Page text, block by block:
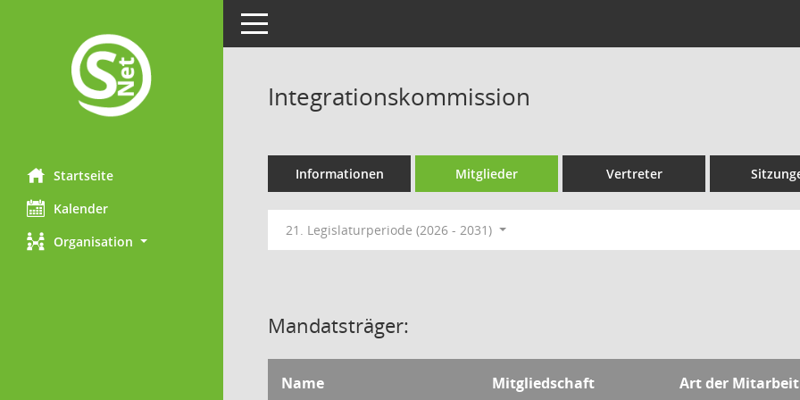
Startseite
Kalender
Organisation
Toggle navigation
Integrationskommission
Informationen Mitglieder Vertreter
21. Legislaturperiode (2026 - 2031)
Mandatsträger:
Name Mitgliedschaft Art der Mitarbeit